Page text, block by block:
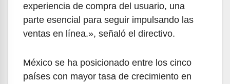
experiencia de compra del usuario, una
parte esencial para seguir impulsando las
ventas en línea.», señaló el directivo.
México se ha posicionado entre los cinco
países con mayor tasa de crecimiento en